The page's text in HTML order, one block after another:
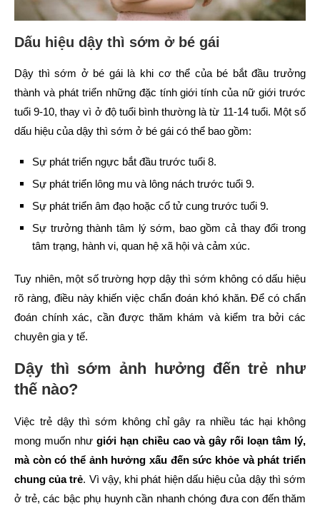
Dấu hiệu dậy thì sớm ở bé gái
Dậy thì sớm ở bé gái là khi cơ thể của bé bắt đầu trưởng
thành và phát triển những đặc tính giới tính của nữ giới trước
tuổi 9-10, thay vì ở độ tuổi bình thường là từ 11-14 tuổi. Một số
dấu hiệu của dậy thì sớm ở bé gái có thể bao gồm:
Sự phát triển ngực bắt đầu trước tuổi 8.
Sự phát triển lông mu và lông nách trước tuổi 9.
Sự phát triển âm đạo hoặc cổ tử cung trước tuổi 9.
Sự trưởng thành tâm lý sớm, bao gồm cả thay đổi trong
tâm trạng, hành vi, quan hệ xã hội và cảm xúc.
Tuy nhiên, một số trường hợp dậy thì sớm không có dấu hiệu
rõ ràng, điều này khiến việc chẩn đoán khó khăn. Để có chẩn
đoán chính xác, cần được thăm khám và kiểm tra bởi các
chuyên gia y tế.
Dậy thì sớm ảnh hưởng đến trẻ như
thế nào?
Việc trẻ dậy thì sớm không chỉ gây ra nhiều tác hại không
mong muốn như giới hạn chiều cao và gây rối loạn tâm lý,
mà còn có thể ảnh hưởng xấu đến sức khỏe và phát triển
chung của trẻ. Vì vậy, khi phát hiện dấu hiệu của dậy thì sớm
ở trẻ, các bậc phụ huynh cần nhanh chóng đưa con đến thăm